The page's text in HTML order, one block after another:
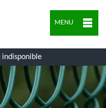
MENU
indisponible